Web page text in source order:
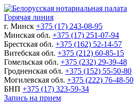
Горячая линия
г. Минск +375 (17) 243-08-95
Минская обл. +375 (17) 251-07-94
Брестская обл. +375 (162) 52-14-57
Витебская обл. +375 (212) 60-85-15
Гомельская обл. +375 (232) 29-39-48
Гродненская обл. +375 (152) 55-50-80
Могилевская обл. +375 (222) 76-48-50
БНП +375 (17) 323-59-34
Запись на прием